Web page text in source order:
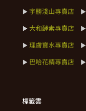
► 宇勝淺山專賣店 ►
► 大和酵素專賣店 ►
► 理膚寶水專賣店 ►
► 巴哈花精專賣店 ►
標籤雲